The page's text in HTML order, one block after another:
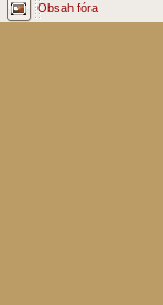
Obsah fóra